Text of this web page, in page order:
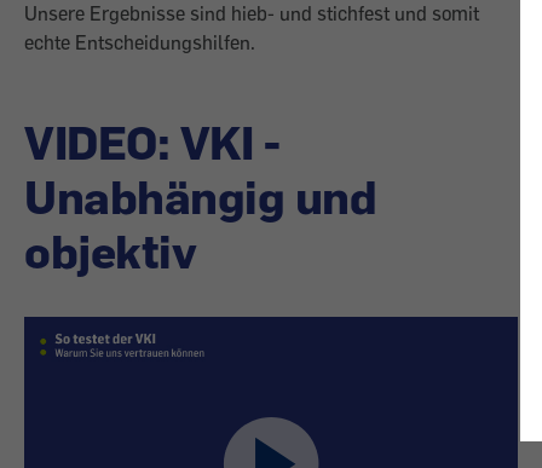
Unsere Ergebnisse sind hieb- und stichfest und somit
echte Entscheidungshilfen.
VIDEO: VKI -
Unabhängig und
objektiv